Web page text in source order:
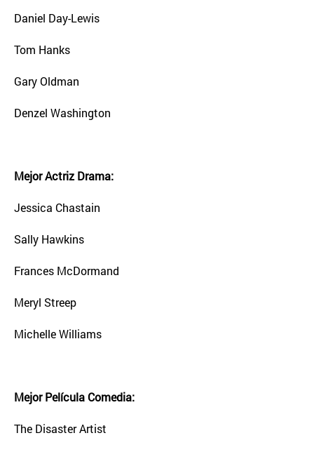
Daniel Day-Lewis
Tom Hanks
Gary Oldman
Denzel Washington
Mejor Actriz Drama:
Jessica Chastain
Sally Hawkins
Frances McDormand
Meryl Streep
Michelle Williams
Mejor Película Comedia:
The Disaster Artist